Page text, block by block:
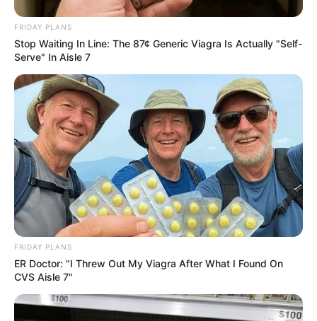
Flip This Switch: Next Month Your Electric Bill
Won't Be $245 But $14
STOPWATT
I Put $20 Into SweepShark To See If It's Legit -
Here's What Happened
FRIDAY PLANS
Stop Waiting In Line: The 87¢ Generic Viagra Is Actually "Self-
Serve" In Aisle 7
FRIDAY PLANS
ER Doctor: "I Threw Out My Viagra After What I Found On
CVS Aisle 7"